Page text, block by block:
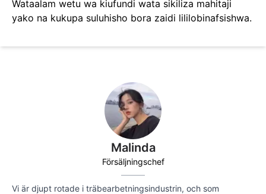
Malinda
Försäljningschef
Vi är djupt rotade i träbearbetningsindustrin, och som
Wataalam wetu wa kiufundi wata sikiliza mahitaji
yako na kukupa suluhisho bora zaidi lililobinafsishwa.